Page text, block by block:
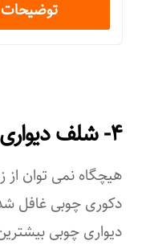
در همه بسته‌ بندی‌ها،
موجود است. نصب این
یک دلر به راحتی انجام
این راهنما، می‌ توانید
توضیحات
۴- شلف دیواری مدل Willem
هیچگاه نمی توان از
دکوری چوبی غافل
دیواری چوبی